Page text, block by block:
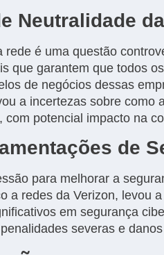
Neutralidade
rede é uma questão
que garantem que todos
de negócios dessas
a incertezas sobre
com potencial impacto na
de
para melhorar a
a redes da Verizon, levou
em segurança
severas e